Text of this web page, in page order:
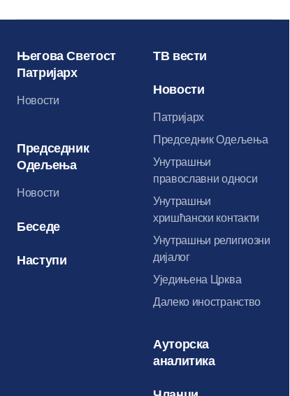
Његова Светост
Патријарх
Новости
Председник
Одељења
Новости
Беседе
Наступи
ТВ вести
Новости
Патријарх
Председник Одељења
Унутрашњи
православни односи
Унутрашњи
хришћански контакти
Унутрашњи религиозни
дијалог
Уједињена Црква
Далеко иностранство
Ауторска
аналитика